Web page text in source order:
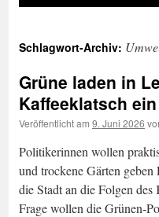
Schlagwort-Archiv:
Grüne laden in
Kaffeeklatsch ein
Veröffentlicht am 9. Juni 2026
Politikerinnen wollen
und trockene Gärten
die Stadt an die Folgen
Frage wollen die Grünen-